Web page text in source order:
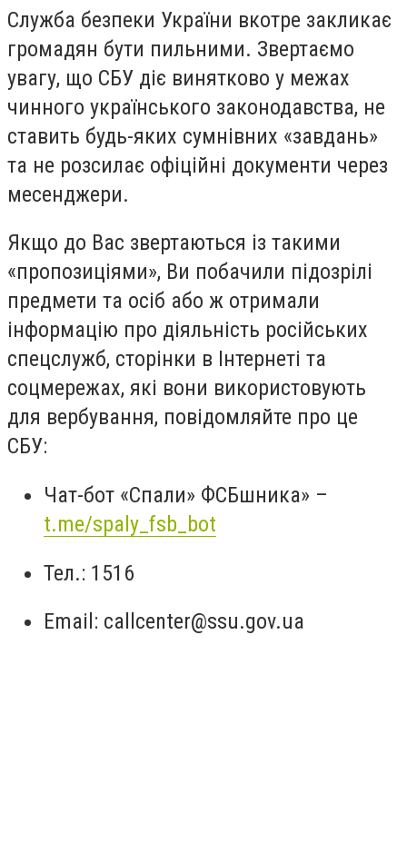
Служба безпеки України вкотре закликає
громадян бути пильними. Звертаємо
увагу, що СБУ діє винятково у межах
чинного українського законодавства, не
ставить будь-яких сумнівних «завдань»
та не розсилає офіційні документи через
месенджери.
Якщо до Вас звертаються із такими
«пропозиціями», Ви побачили підозрілі
предмети та осіб або ж отримали
інформацію про діяльність російських
спецслужб, сторінки в Інтернеті та
соцмережах, які вони використовують
для вербування, повідомляйте про це
СБУ:
Чат-бот «Спали» ФСБшника» –
t.me/spaly_fsb_bot
Тел.: 1516
Email: callcenter@ssu.gov.ua